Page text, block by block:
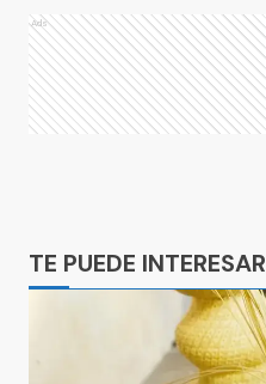
Ads
TE PUEDE INTERESAR